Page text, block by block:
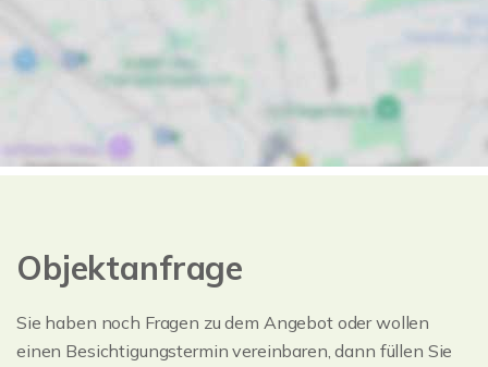
Objektanfrage
Sie haben noch Fragen zu dem Angebot oder wollen
einen Besichtigungstermin vereinbaren, dann füllen Sie